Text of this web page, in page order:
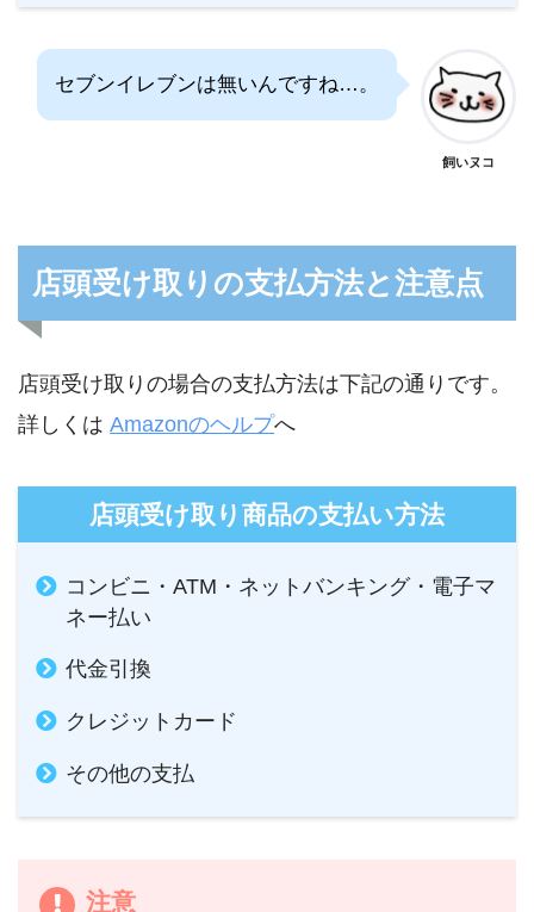
セブンイレブンは無いんですね…。
飼いヌコ
店頭受け取りの支払方法と注意点
店頭受け取りの場合の支払方法は下記の通りです。
詳しくは Amazonのヘルプへ
店頭受け取り商品の支払い方法
コンビニ・ATM・ネットバンキング・電子マ
ネー払い
代金引換
クレジットカード
その他の支払
注意